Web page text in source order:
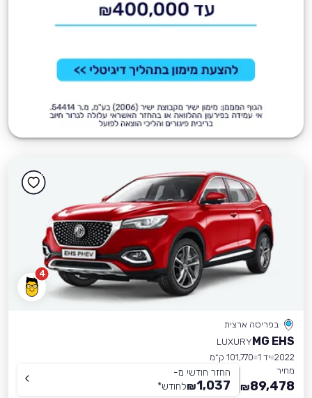
4
בפריסה ארצית
MG EHS
LUXURY
2022 יד 1
101,770 ק״מ
מחיר
89,478
₪
החזר חודשי מ-
1,037
₪לחודש*